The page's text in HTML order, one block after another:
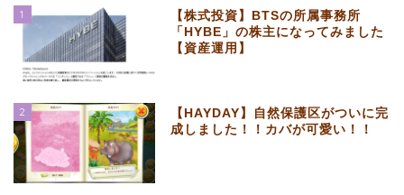
1
【株式投資】BTSの所属事務所
「HYBE」の株主になってみました
【資産運用】
2
【HAYDAY】自然保護区がついに完
成しました！！カバが可愛い！！